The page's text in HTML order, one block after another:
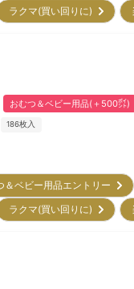
ラクマ(買い回りに)
おむつ＆ベビー用品(＋500㌽)
186枚入
＆ベビー用品エントリー
ラクマ(買い回りに)